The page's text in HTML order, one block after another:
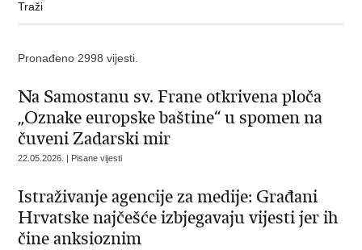
Pronađeno 2998 vijesti.
Na Samostanu sv. Frane otkrivena ploča
„Oznake europske baštine“ u spomen na
čuveni Zadarski mir
22.05.2026. | Pisane vijesti
Istraživanje agencije za medije: Građani
Hrvatske najčešće izbjegavaju vijesti jer ih
čine anksioznim